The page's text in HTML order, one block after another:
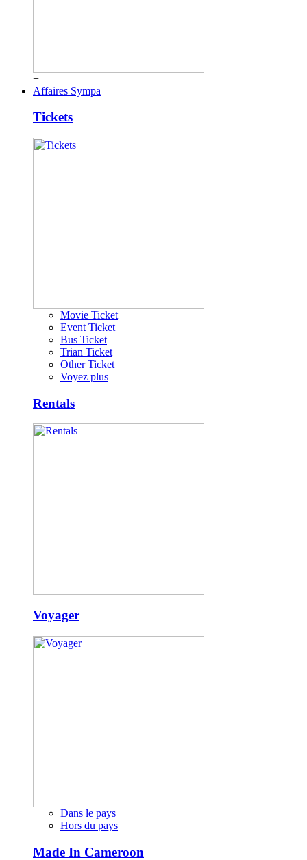
+
Affaires Sympa
Tickets
Movie Ticket
Event Ticket
Bus Ticket
Trian Ticket
Other Ticket
Voyez plus
Rentals
Voyager
Dans le pays
Hors du pays
Made In Cameroon